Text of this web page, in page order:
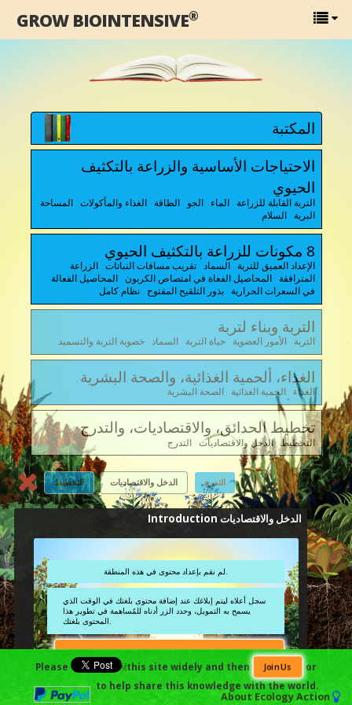
GROW BIOINTENSIVE®
المكتبة
الاحتياجات الأساسية والزراعة بالتكثيف
الحيوي
التربة القابلة للزراعة الماء الجو الطاقة الغذاء والمأكولات المساحة
البرية السلام
8 مكونات للزراعة بالتكثيف الحيوي
الإعداد العميق للتربة السماد تقريب مسافات النباتات الزراعة
المترافقة المحاصيل الفعاة في امتصاص الكربون المحاصيل الفعالة
في السعرات الحرارية بذور التلقيح المفتوح نظام كامل
التربة وبناء لتربة
التربة الأمور العضوية حياة التربة السماد خصوبة التربة والتسميد
الغذاء، ألحمية الغذائية، والصحة البشرية
الغذاء الحمية الغذائية الصحة البشرية
تخطيط الحدائق، والاقتصاديات، والتدرج
التخطيط الدخل والاقتصاديات التدرج
التخطيط الدخل والاقتصاديات التدرج
الدخل والاقتصاديات Introduction
سجل أعلاه ليتم إبلاغك عند إضافة محتوى بلغتك في الوقت الذي
يسمح به التمويل، وحدد الزر أدناه للمُساهمة في تطوير هذا
Contribute Towards Developing This Content Further in
Your Language.
Please ￼this site widely and then Join Us
or
to help share this knowledge with the world.
About Ecology Action